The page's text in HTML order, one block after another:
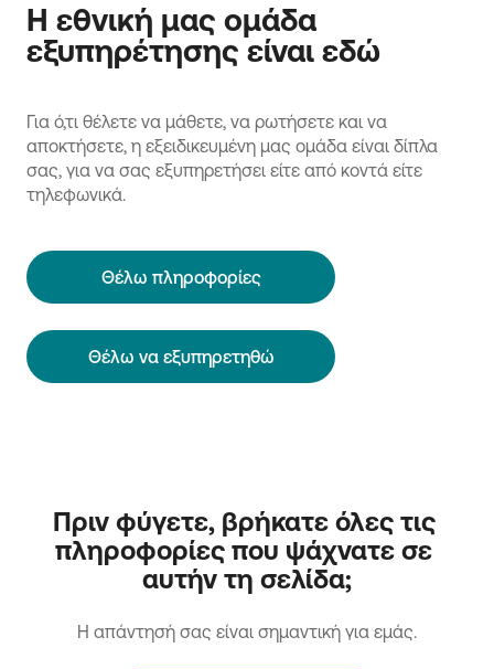
Η εθνική μας ομάδα
εξυπηρέτησης είναι εδώ
Για ό,τι θέλετε να μάθετε, να ρωτήσετε και να
αποκτήσετε, η εξειδικευμένη μας ομάδα είναι δίπλα
σας, για να σας εξυπηρετήσει είτε από κοντά είτε
τηλεφωνικά.
Θέλω πληροφορίες
Θέλω να εξυπηρετηθώ
Πριν φύγετε, βρήκατε όλες τις
πληροφορίες που ψάχνατε σε
αυτήν τη σελίδα;
H απάντησή σας είναι σημαντική για εμάς.